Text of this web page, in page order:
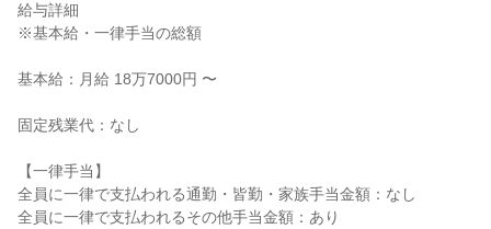
給与詳細
※基本給・一律手当の総額
基本給：月給 18万7000円 〜
固定残業代：なし
【一律手当】
全員に一律で支払われる通勤・皆勤・家族手当金額：なし
全員に一律で支払われるその他手当金額：あり